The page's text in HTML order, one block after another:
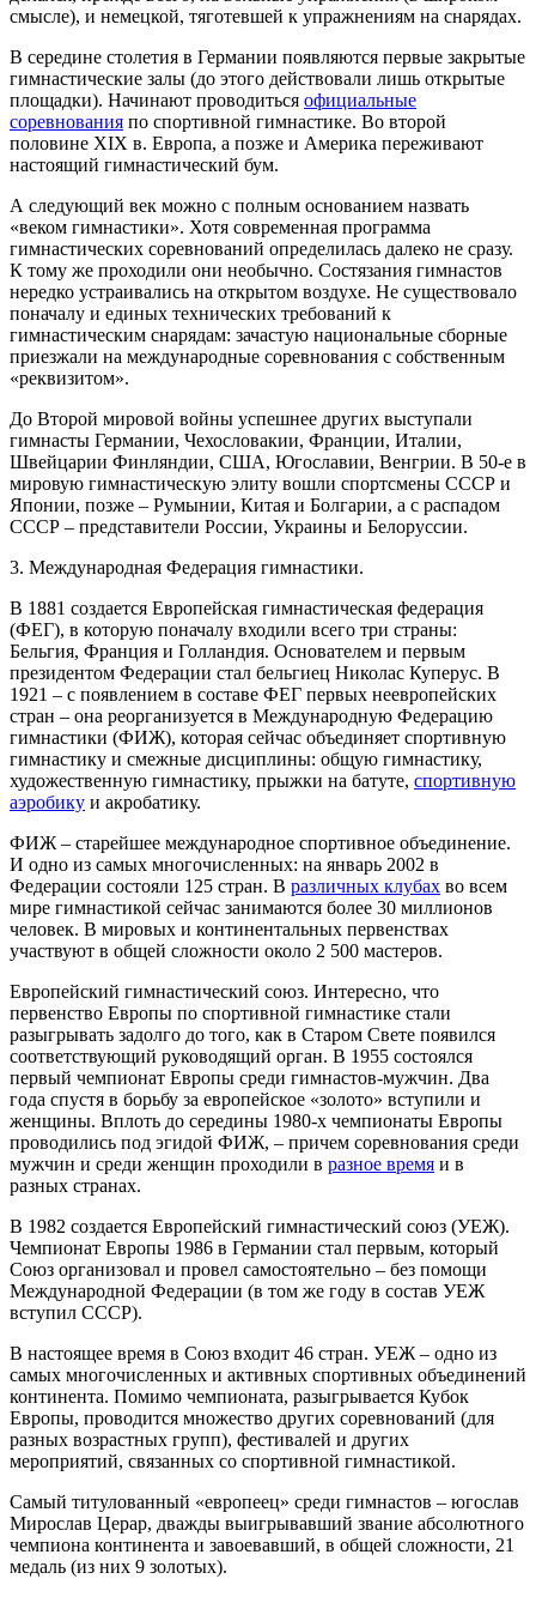
смысле), и немецкой, тяготевшей к упражнениям на снарядах.
В середине столетия в Германии появляются первые закрытые
гимнастические залы (до этого действовали лишь открытые
площадки). Начинают проводиться официальные
соревнования по спортивной гимнастике. Во второй
половине XIX в. Европа, а позже и Америка переживают
настоящий гимнастический бум.
А следующий век можно с полным основанием назвать
«веком гимнастики». Хотя современная программа
гимнастических соревнований определилась далеко не сразу.
К тому же проходили они необычно. Состязания гимнастов
нередко устраивались на открытом воздухе. Не существовало
поначалу и единых технических требований к
гимнастическим снарядам: зачастую национальные сборные
приезжали на международные соревнования с собственным
«реквизитом».
До Второй мировой войны успешнее других выступали
гимнасты Германии, Чехословакии, Франции, Италии,
Швейцарии Финляндии, США, Югославии, Венгрии. В 50-е в
мировую гимнастическую элиту вошли спортсмены СССР и
Японии, позже – Румынии, Китая и Болгарии, а с распадом
СССР – представители России, Украины и Белоруссии.
3. Международная Федерация гимнастики.
В 1881 создается Европейская гимнастическая федерация
(ФЕГ), в которую поначалу входили всего три страны:
Бельгия, Франция и Голландия. Основателем и первым
президентом Федерации стал бельгиец Николас Куперус. В
1921 – с появлением в составе ФЕГ первых неевропейских
стран – она реорганизуется в Международную Федерацию
гимнастики (ФИЖ), которая сейчас объединяет спортивную
гимнастику и смежные дисциплины: общую гимнастику,
художественную гимнастику, прыжки на батуте, спортивную
аэробику и акробатику.
ФИЖ – старейшее международное спортивное объединение.
И одно из самых многочисленных: на январь 2002 в
Федерации состояли 125 стран. В различных клубах во всем
мире гимнастикой сейчас занимаются более 30 миллионов
человек. В мировых и континентальных первенствах
участвуют в общей сложности около 2 500 мастеров.
Европейский гимнастический союз. Интересно, что
первенство Европы по спортивной гимнастике стали
разыгрывать задолго до того, как в Старом Свете появился
соответствующий руководящий орган. В 1955 состоялся
первый чемпионат Европы среди гимнастов-мужчин. Два
года спустя в борьбу за европейское «золото» вступили и
женщины. Вплоть до середины 1980-х чемпионаты Европы
проводились под эгидой ФИЖ, – причем соревнования среди
мужчин и среди женщин проходили в разное время и в
разных странах.
В 1982 создается Европейский гимнастический союз (УЕЖ).
Чемпионат Европы 1986 в Германии стал первым, который
Союз организовал и провел самостоятельно – без помощи
Международной Федерации (в том же году в состав УЕЖ
вступил СССР).
В настоящее время в Союз входит 46 стран. УЕЖ – одно из
самых многочисленных и активных спортивных объединений
континента. Помимо чемпионата, разыгрывается Кубок
Европы, проводится множество других соревнований (для
разных возрастных групп), фестивалей и других
мероприятий, связанных со спортивной гимнастикой.
Самый титулованный «европеец» среди гимнастов – югослав
Мирослав Церар, дважды выигрывавший звание абсолютного
чемпиона континента и завоевавший, в общей сложности, 21
медаль (из них 9 золотых).